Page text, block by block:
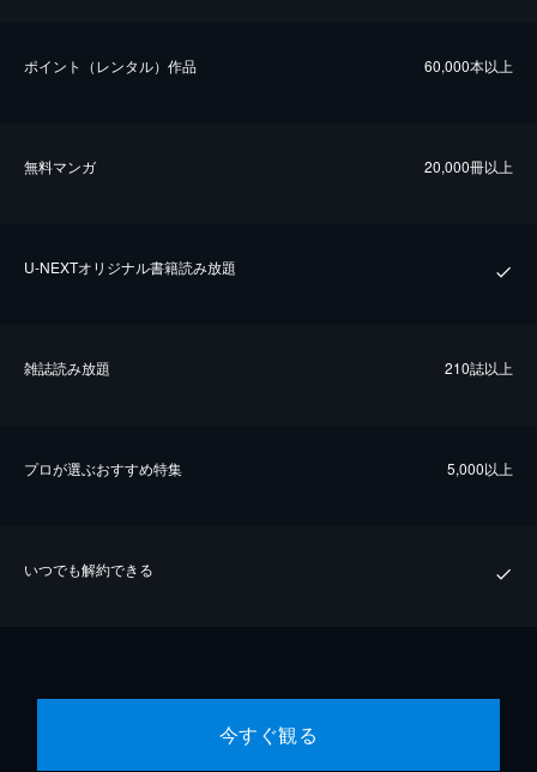
ポイント（レンタル）作品 60,000本以上
無料マンガ 20,000冊以上
U-NEXTオリジナル書籍読み放題
雑誌読み放題 210誌以上
プロが選ぶおすすめ特集 5,000以上
いつでも解約できる
今すぐ観る